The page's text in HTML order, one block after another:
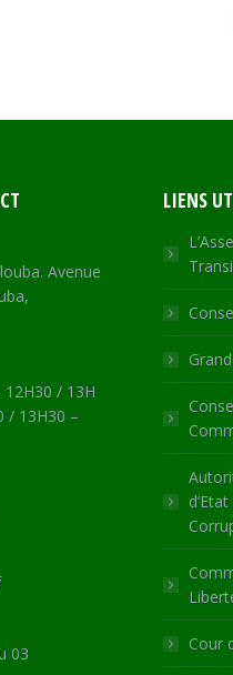
Avenue
/ 13H
/ 13H30 –
03
LIENS
Cour